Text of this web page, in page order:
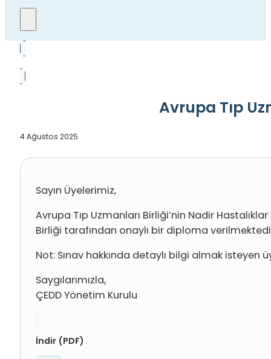
Avrupa Tıp
4 Ağustos 2025
Sayın Üyelerimiz,
Avrupa Tıp Uzmanları Birliği’nin Nadir
Birliği tarafından onaylı bir diploma
Not: Sınav hakkında detaylı bilgi almak isteyen
Saygılarımızla,
ÇEDD Yönetim Kurulu
İndir (PDF)